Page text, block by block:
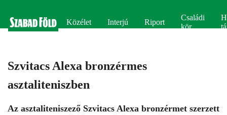
Közélet Interjú Riport
Családi
kör
Szvitacs Alexa bronzérmes
asztaliteniszben
Az asztaliteniszező Szvitacs Alexa bronzérmet szerzett